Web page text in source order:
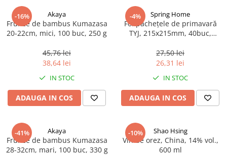
Mustar si specialitati din mustar
Otet
Crema de otet balsamic si
Otet balsamic
Otet Fallot
Otet Golles
Otet Weyers
Otet Wiberg Gastro
Razatoare, peelere, feliatoare
Tavi
Placi de taiere
Accesorii pentru patiserie
Cafetiere
Vase gatit speciale
Suporturi pentru oale
-16% Akaya
Frunze de bambus Kumazasa
20-22cm, mici, 100 buc, 250 g
45,76 lei
38,64 lei
IN STOC
ADAUGA IN COS
-4% Spring Home
Foi pachețele de primavară
TYJ, 215x215mm, 40buc,
27,50 lei
26,31 lei
IN STOC
ADAUGA IN COS
-41% Akaya
Frunze de bambus Kumazasa
28-32cm, mari, 100 buc, 330 g
-10% Shao Hsing
Vin de orez, China, 14% vol.,
600 ml